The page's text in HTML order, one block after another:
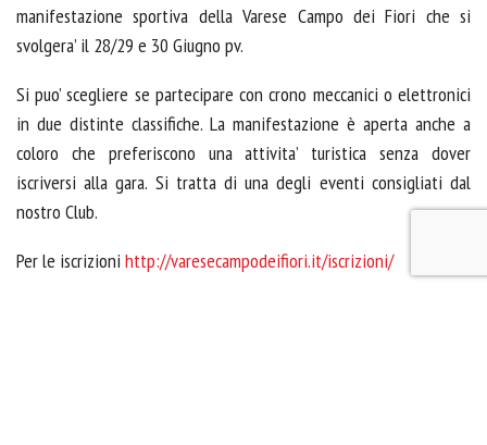
manifestazione sportiva della Varese Campo dei Fiori che si
svolgera’ il 28/29 e 30 Giugno pv.
Si puo’ scegliere se partecipare con crono meccanici o elettronici
in due distinte classifiche. La manifestazione è aperta anche a
coloro che preferiscono una attivita’ turistica senza dover
iscriversi alla gara. Si tratta di una degli eventi consigliati dal
nostro Club.
Per le iscrizioni http://varesecampodeifiori.it/iscrizioni/